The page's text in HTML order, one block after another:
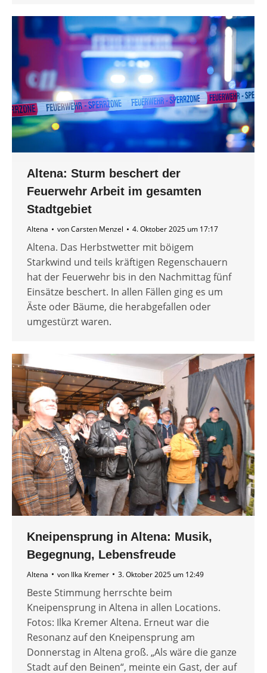
Altena: Sturm beschert der
Feuerwehr Arbeit im gesamten
Stadtgebiet
Altena vonCarsten Menzel 4. Oktober 2025 um 17:17
Altena. Das Herbstwetter mit böigem
Starkwind und teils kräftigen Regenschauern
hat der Feuerwehr bis in den Nachmittag fünf
Einsätze beschert. In allen Fällen ging es um
Äste oder Bäume, die herabgefallen oder
umgestürzt waren.
Kneipensprung in Altena: Musik,
Begegnung, Lebensfreude
Altena von Ilka Kremer 3. Oktober 2025 um 12:49
Beste Stimmung herrschte beim
Kneipensprung in Altena in allen Locations.
Fotos: Ilka Kremer Altena. Erneut war die
Resonanz auf den Kneipensprung am
Donnerstag in Altena groß. „Als wäre die ganze
Stadt auf den Beinen“, meinte ein Gast, der auf